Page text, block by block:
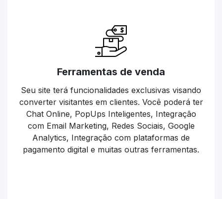
Ferramentas de venda
Seu site terá funcionalidades exclusivas visando
converter visitantes em clientes. Você poderá ter
Chat Online, PopUps Inteligentes, Integração
com Email Marketing, Redes Sociais, Google
Analytics, Integração com plataformas de
pagamento digital e muitas outras ferramentas.